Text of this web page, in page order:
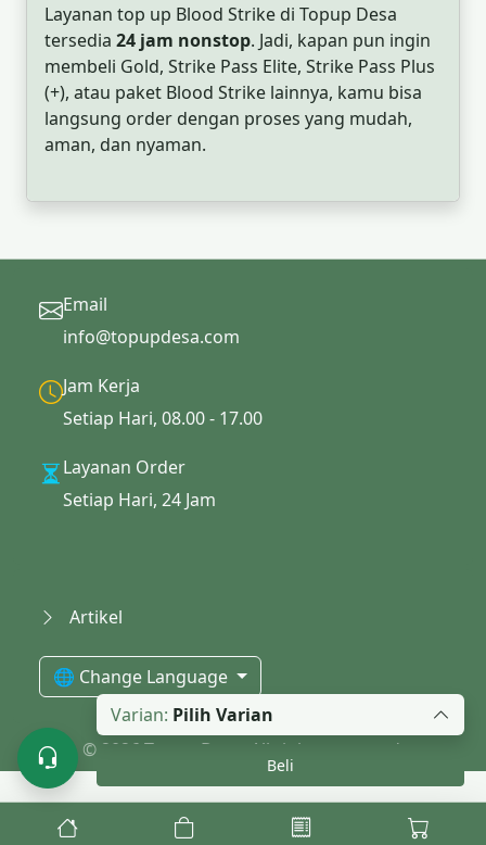
Layanan top up Blood Strike di Topup Desa
tersedia 24 jam nonstop. Jadi, kapan pun ingin
membeli Gold, Strike Pass Elite, Strike Pass Plus
(+), atau paket Blood Strike lainnya, kamu bisa
langsung order dengan proses yang mudah,
aman, dan nyaman.
Varian: Pilih Varian
Beli
Email
info@topupdesa.com
Jam Kerja
Setiap Hari, 08.00 - 17.00
Layanan Order
Setiap Hari, 24 Jam
Artikel
🌐 Change Language
© 2026 Topup Desa. All rights reserved.